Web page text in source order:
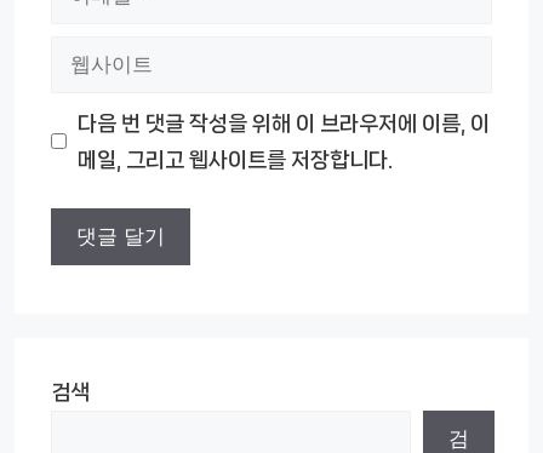
다음 번 댓글 작성을 위해 이 브라우저에 이름, 이
메일, 그리고 웹사이트를 저장합니다.
검색
검